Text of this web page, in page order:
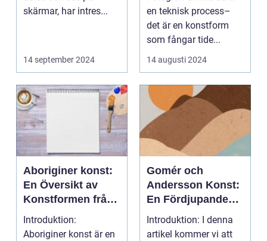
skärmar, har intres...
14 september 2024
Norrköping
en teknisk process–
det är en konstform
som fångar tide...
14 augusti 2024
Aboriginer konst:
En Översikt av
Konstformen från
Australiens
Urinvånare
Introduktion:
Aboriginer konst är en
Gomér och
Andersson Konst:
En Fördjupande
Översikt
Introduktion: I denna
artikel kommer vi att